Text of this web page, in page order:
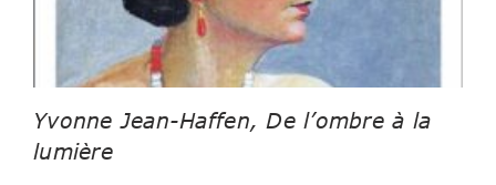
Yvonne Jean-Haffen, De l’ombre à la
lumière